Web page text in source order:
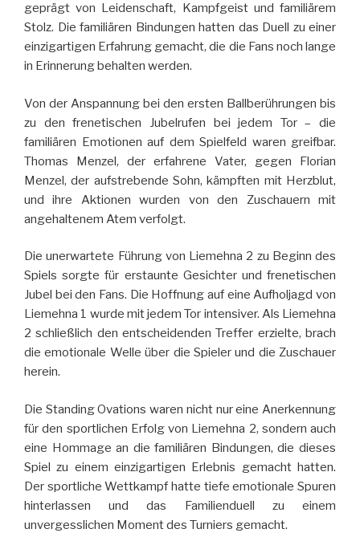
geprägt von Leidenschaft, Kampfgeist und familiärem
Stolz. Die familiären Bindungen hatten das Duell zu einer
einzigartigen Erfahrung gemacht, die die Fans noch lange
in Erinnerung behalten werden.
Von der Anspannung bei den ersten Ballberührungen bis
zu den frenetischen Jubelrufen bei jedem Tor – die
familiären Emotionen auf dem Spielfeld waren greifbar.
Thomas Menzel, der erfahrene Vater, gegen Florian
Menzel, der aufstrebende Sohn, kämpften mit Herzblut,
und ihre Aktionen wurden von den Zuschauern mit
angehaltenem Atem verfolgt.
Die unerwartete Führung von Liemehna 2 zu Beginn des
Spiels sorgte für erstaunte Gesichter und frenetischen
Jubel bei den Fans. Die Hoffnung auf eine Aufholjagd von
Liemehna 1 wurde mit jedem Tor intensiver. Als Liemehna
2 schließlich den entscheidenden Treffer erzielte, brach
die emotionale Welle über die Spieler und die Zuschauer
herein.
Die Standing Ovations waren nicht nur eine Anerkennung
für den sportlichen Erfolg von Liemehna 2, sondern auch
eine Hommage an die familiären Bindungen, die dieses
Spiel zu einem einzigartigen Erlebnis gemacht hatten.
Der sportliche Wettkampf hatte tiefe emotionale Spuren
hinterlassen und das Familienduell zu einem
unvergesslichen Moment des Turniers gemacht.